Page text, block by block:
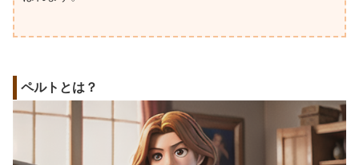
ペルトとは？